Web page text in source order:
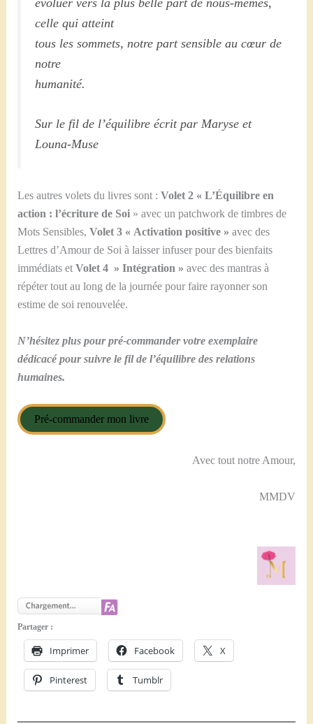
celle qui atteint
tous les sommets, notre part sensible au cœur de
notre
humanité.
Sur le fil de l’équilibre écrit par Maryse et
Louna-Muse
Les autres volets du livres sont : Volet 2 « L’Équilibre en
action : l’écriture de Soi» avec un patchwork de timbres de
Mots Sensibles, Volet 3 « Activation positive » avec des
Lettres d’Amour de Soi à laisser infuser pour des bienfaits
immédiats et Volet 4 » Intégration » avec des mantras à
répéter tout au long de la journée pour faire rayonner son
estime de soi renouvelée.
N’hésitez plus pour pré-commander votre exemplaire
dédicacé pour suivre le fil de l’équilibre des relations
humaines.
Pré-commander mon livre
Avec tout notre Amour,
MMDV
Partager :
Imprimer Facebook X
Pinterest Tumblr